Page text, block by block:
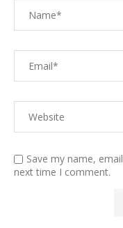
Save my name,
next time I comment.